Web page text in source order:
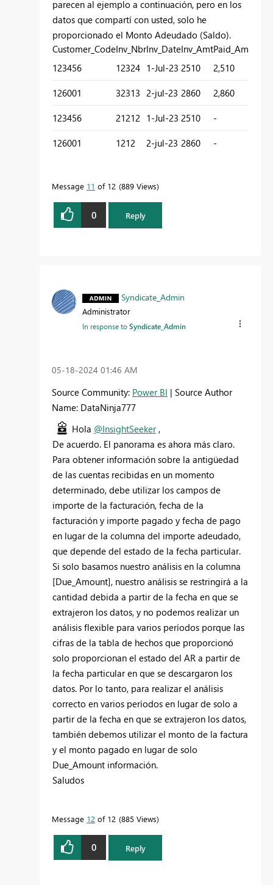
parecen al ejemplo a continuación, pero en los
datos que compartí con usted, solo he
proporcionado el Monto Adeudado (Saldo).
Customer_CodeInv_NbrInv_DateInv_AmtPaid_Amt
123456
12324 1-Jul-23 2510 2,510
126001 32313 2-jul-23 2860 2,860
123456 21212 1-Jul-23 2510 -
126001 1212 2-jul-23 2860 -
Message 11 of 12 889 Views
0 Reply
Syndicate_Admin
Administrator
In response toSyndicate_Admin
‎05-18-2024 01:46 AM
Source Community: Power BI | Source Author
Name: DataNinja777
Hola @InsightSeeker,
De acuerdo. El panorama es ahora más claro.
Para obtener información sobre la antigüedad
de las cuentas recibidas en un momento
determinado, debe utilizar los campos de
importe de la facturación, fecha de la
facturación y importe pagado y fecha de pago
en lugar de la columna del importe adeudado,
que depende del estado de la fecha particular.
Si solo basamos nuestro análisis en la columna
[Due_Amount], nuestro análisis se restringirá a la
cantidad debida a partir de la fecha en que se
extrajeron los datos, y no podemos realizar un
análisis flexible para varios períodos porque las
cifras de la tabla de hechos que proporcionó
solo proporcionan el estado del AR a partir de
la fecha particular en que se descargaron los
datos. Por lo tanto, para realizar el análisis
correcto en varios períodos en lugar de solo a
partir de la fecha en que se extrajeron los datos,
también debemos utilizar el monto de la factura
y el monto pagado en lugar de solo
Due_Amount información.
Saludos
Message 12 of 12 885 Views
0 Reply